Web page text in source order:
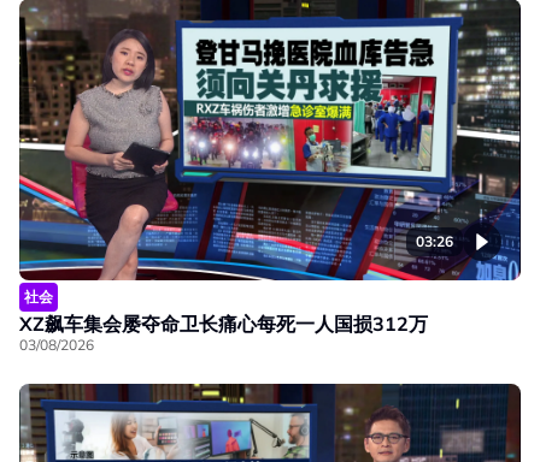
03:26
社会
XZ飙车集会屡夺命卫长痛心每死一人国损312万
03/08/2026